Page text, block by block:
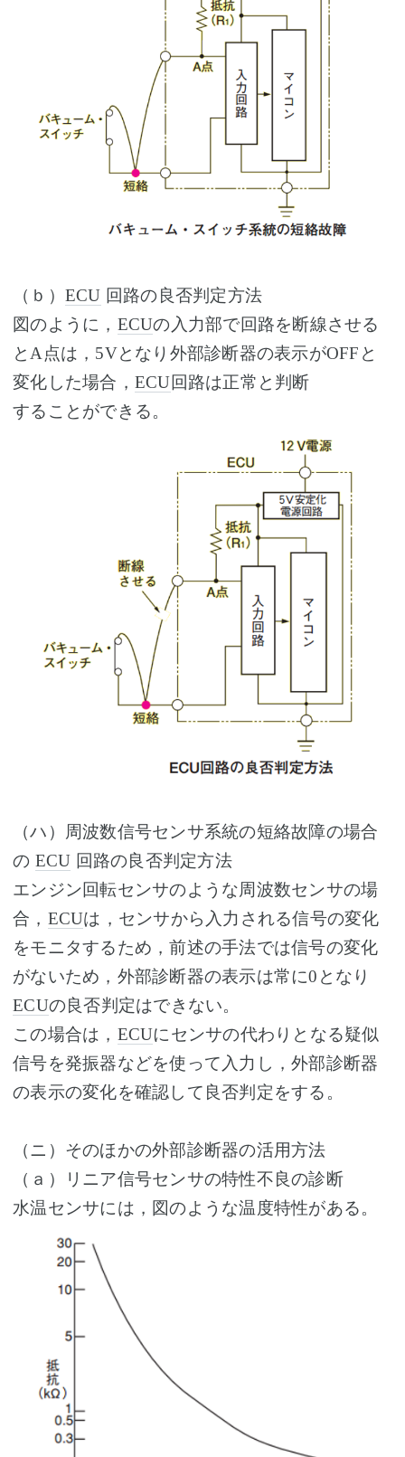
（ｂ） ECU 回路の良否判定方法
図のように， ECUの入力部で回路を断線させる
とA点は，5Vとなり外部診断器の表示がOFFと
変化した場合， ECU回路は正常と判断
することができる。
（ハ）周波数信号センサ系統の短絡故障の場合
の ECU 回路の良否判定方法
エンジン回転センサのような周波数センサの場
合， ECUは，センサから入力される信号の変化
をモニタするため，前述の手法では信号の変化
がないため，外部診断器の表示は常に0となり
ECUの良否判定はできない。
この場合は， ECUにセンサの代わりとなる疑似
信号を発振器などを使って入力し，外部診断器
の表示の変化を確認して良否判定をする。
（ニ）そのほかの外部診断器の活用方法
（ａ）リニア信号センサの特性不良の診断
水温センサには，図のような温度特性がある。